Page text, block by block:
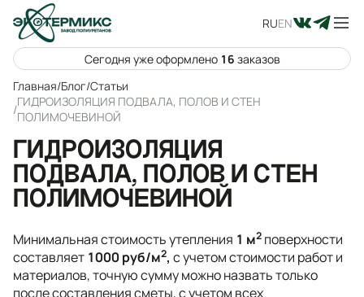
RUEN
Сегодня уже оформлено 16 заказов
Главная/Блог/Статьи
/ГИДРОИЗОЛЯЦИЯ ПОДВАЛА, ПОЛОВ И СТЕН
ПОЛИМОЧЕВИНОЙ
ГИДРОИЗОЛЯЦИЯ
ПОДВАЛА, ПОЛОВ И СТЕН
ПОЛИМОЧЕВИНОЙ
Минимальная стоимость утепления 1 м2 поверхности
составляет 1000 руб/м2, с учетом стоимости работ и
материалов, точную сумму можно назвать только
после составления сметы, с учетом всех